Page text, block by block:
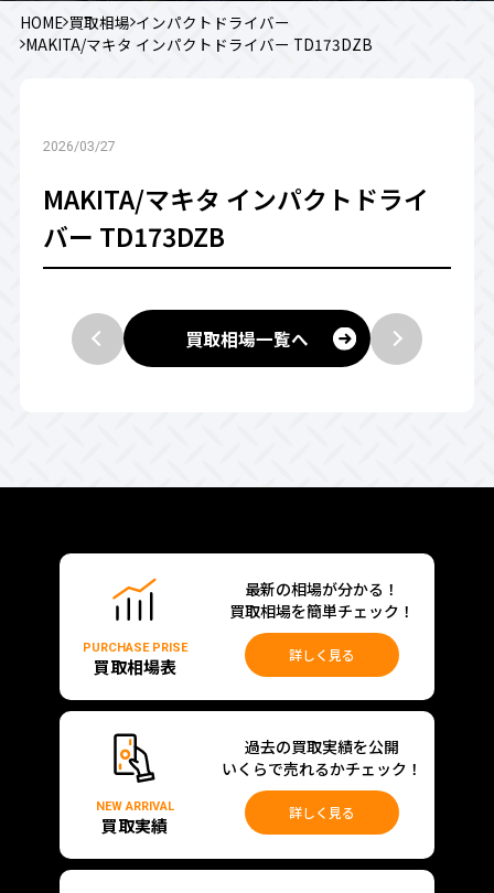
HOME 買取相場 インパクトドライバー
MAKITA/マキタ インパクトドライバー TD173DZB
2026/03/27
MAKITA/マキタ インパクトドライ
バー TD173DZB
買取相場一覧へ
PURCHASE PRISE
買取相場表
最新の相場が分かる！
買取相場を簡単チェック！
詳しく見る
NEW ARRIVAL
買取実績
過去の買取実績を公開
いくらで売れるかチェック！
詳しく見る